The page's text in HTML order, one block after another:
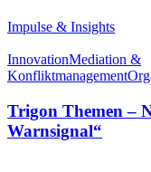
Impulse & Insights
InnovationMediation &
Konfliktmanagement
Trigon Themen –
Warnsignal“